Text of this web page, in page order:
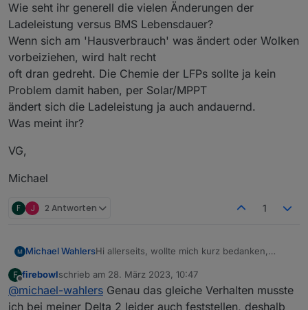
Wie seht ihr generell die vielen Änderungen der
Ladeleistung versus BMS Lebensdauer?
Wenn sich am 'Hausverbrauch' was ändert oder Wolken
vorbeiziehen, wird halt recht
oft dran gedreht. Die Chemie der LFPs sollte ja kein
Problem damit haben, per Solar/MPPT
ändert sich die Ladeleistung ja auch andauernd.
Was meint ihr?
VG,
Michael
F J 2 Antworten 1
Michael WahlersHi allerseits, wollte mich kurz bedanken,
Bei mir läuft jetzt die Überschussladung in
eine Delta 2, da diese aber augenscheinlich
die chgPauseFlag nicht unterstützt, werde ich
In den Labs->Automation->Charge Schedule
F
Offline
firebowlschrieb am 28. März 2023, 10:47
zuletzt editiert von
@michael-wahlers Genau das gleiche Verhalten musste
ich bei meiner Delta 2 leider auch feststellen, deshalb